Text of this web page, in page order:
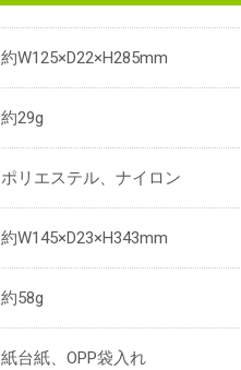
約W125×D22×H285mm
約29g
ポリエステル、ナイロン
約W145×D23×H343mm
約58g
紙台紙、OPP袋入れ